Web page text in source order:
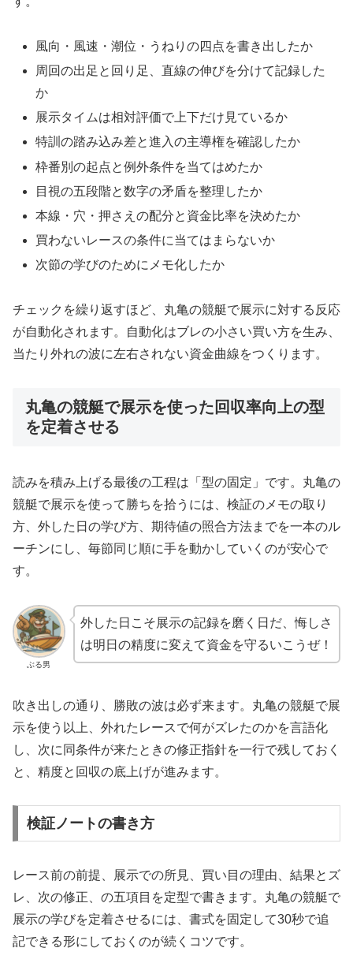
風向・風速・潮位・うねりの四点を書き出したか
周回の出足と回り足、直線の伸びを分けて記録した
か
展示タイムは相対評価で上下だけ見ているか
特訓の踏み込み差と進入の主導権を確認したか
枠番別の起点と例外条件を当てはめたか
目視の五段階と数字の矛盾を整理したか
本線・穴・押さえの配分と資金比率を決めたか
買わないレースの条件に当てはまらないか
次節の学びのためにメモ化したか
チェックを繰り返すほど、丸亀の競艇で展示に対する反応
が自動化されます。自動化はブレの小さい買い方を生み、
当たり外れの波に左右されない資金曲線をつくります。
丸亀の競艇で展示を使った回収率向上の型
を定着させる
読みを積み上げる最後の工程は「型の固定」です。丸亀の
競艇で展示を使って勝ちを拾うには、検証のメモの取り
方、外した日の学び方、期待値の照合方法までを一本のル
ーチンにし、毎節同じ順に手を動かしていくのが安心で
す。
ぶる男
外した日こそ展示の記録を磨く日だ、悔しさ
は明日の精度に変えて資金を守るいこうぜ！
吹き出しの通り、勝敗の波は必ず来ます。丸亀の競艇で展
示を使う以上、外れたレースで何がズレたのかを言語化
し、次に同条件が来たときの修正指針を一行で残しておく
と、精度と回収の底上げが進みます。
検証ノートの書き方
レース前の前提、展示での所見、買い目の理由、結果とズ
レ、次の修正、の五項目を定型で書きます。丸亀の競艇で
展示の学びを定着させるには、書式を固定して30秒で追
記できる形にしておくのが続くコツです。